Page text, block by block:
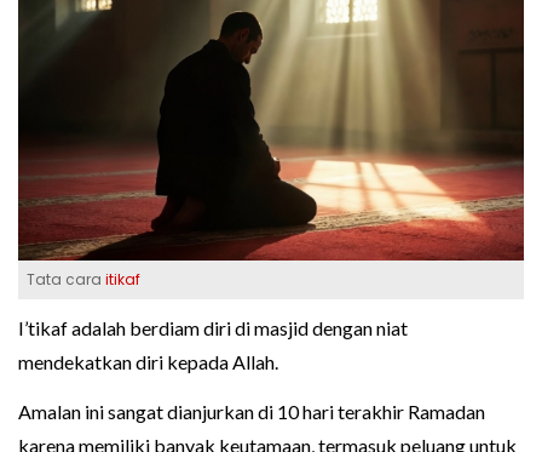
Tata cara itikaf
I’tikaf adalah berdiam diri di masjid dengan niat
mendekatkan diri kepada Allah.
Amalan ini sangat dianjurkan di 10 hari terakhir Ramadan
karena memiliki banyak keutamaan, termasuk peluang untuk